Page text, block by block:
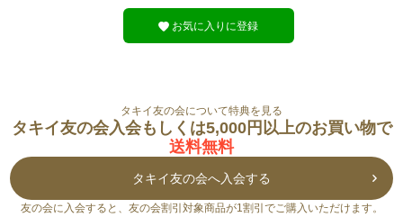
お気に入りに登録
タキイ友の会について特典を見る
タキイ友の会入会もしくは5,000円以上のお買い物で
送料無料
タキイ友の会へ入会する
友の会に入会すると、友の会割引対象商品が1割引でご購入いただけます。